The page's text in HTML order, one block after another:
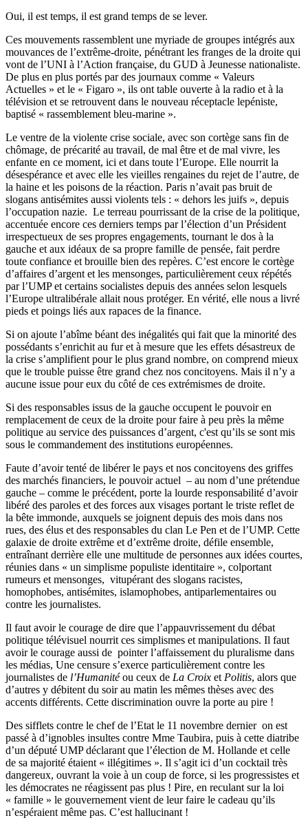
Oui, il est temps, il est grand temps de se lever.
Ces mouvements rassemblent une myriade de groupes intégrés aux
mouvances de l’extrême-droite, pénétrant les franges de la droite qui
vont de l’UNI à l’Action française, du GUD à Jeunesse nationaliste.
De plus en plus portés par des journaux comme « Valeurs
Actuelles » et le « Figaro », ils ont table ouverte à la radio et à la
télévision et se retrouvent dans le nouveau réceptacle lepéniste,
baptisé « rassemblement bleu-marine ».
Le ventre de la violente crise sociale, avec son cortège sans fin de
chômage, de précarité au travail, de mal être et de mal vivre, les
enfante en ce moment, ici et dans toute l’Europe. Elle nourrit la
désespérance et avec elle les vieilles rengaines du rejet de l’autre, de
la haine et les poisons de la réaction. Paris n’avait pas bruit de
slogans antisémites aussi violents tels : « dehors les juifs », depuis
l’occupation nazie. Le terreau pourrissant de la crise de la politique,
accentuée encore ces derniers temps par l’élection d’un Président
irrespectueux de ses propres engagements, tournant le dos à la
gauche et aux idéaux de sa propre famille de pensée, fait perdre
toute confiance et brouille bien des repères. C’est encore le cortège
d’affaires d’argent et les mensonges, particulièrement ceux répétés
parl’UMPet certains socialistes depuis des années selon lesquels
l’Europe ultralibérale allait nous protéger. En vérité, elle nous a livré
pieds et poings liés aux rapaces de la finance.
Si on ajoute l’abîme béant des inégalités qui fait que la minorité des
possédants s’enrichit au furet à mesure que les effets désastreux de
la crise s’amplifient pour le plus grand nombre, on comprend mieux
que le trouble puisse être grand chez nos concitoyens. Mais il n’y a
aucune issue pour eux du côté de ces extrémismes de droite.
Si des responsables issus de la gauche occupent le pouvoir en
remplacement de ceux de la droite pour faire à peu près la même
politique au service des puissances d’argent, c'est qu’ils se sont mis
sous le commandement des institutions européennes.
Faute d’avoir tenté de libérer le pays et nos concitoyens des griffes
des marchés financiers, le pouvoir actuel – au nom d’une prétendue
gauche – comme le précédent, porte la lourde responsabilité d’avoir
libéré des paroles et des forces aux visages portant le triste reflet de
la bête immonde, auxquels se joignent depuis des mois dans nos
rues, des élus et des responsables du clan Le Pen et de l’UMP. Cette
galaxie de droite extrême et d’extrême droite, défile ensemble,
entraînant derrière elle une multitude de personnes aux idées courtes,
réunies dans « un simplisme populiste identitaire », colportant
rumeurs et mensonges, vitupérant des slogans racistes,
homophobes, antisémites, islamophobes, antiparlementaires ou
contre les journalistes.
Il faut avoir le courage de dire que l’appauvrissement du débat
politique télévisuel nourrit ces simplismes et manipulations. Il faut
avoir le courage aussi de pointer l’affaissement du pluralisme dans
les médias, Une censure s’exerce particulièrement contre les
journalistes de l’Humanitéou ceux de La Croix et Politis, alors que
d’autres y débitent du soir au matin les mêmes thèses avec des
accents différents. Cette discrimination ouvre la porte au pire !
Des sifflets contre le chef de l’Etat le 11 novembre dernier on est
passé à d’ignobles insultes contre Mme Taubira, puis à cette diatribe
d’un député UMPdéclarant que l’élection de M. Hollande et celle
de sa majorité étaient « illégitimes ». Il s’agit ici d’un cocktail très
dangereux, ouvrant la voie à un coup de force, si les progressistes et
les démocrates ne réagissent pas plus ! Pire, en reculant sur la loi
« famille » le gouvernement vient de leur faire le cadeau qu’ils
n’espéraient même pas. C’est hallucinant !